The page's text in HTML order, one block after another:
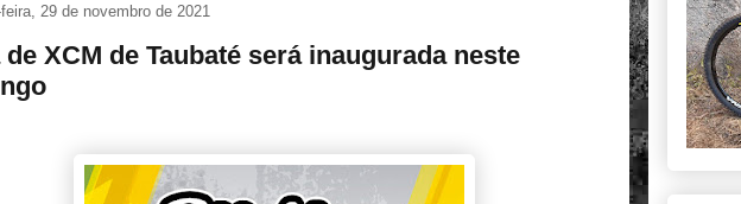
29 de novembro de 2021
de XCM de Taubaté será inaugurada neste